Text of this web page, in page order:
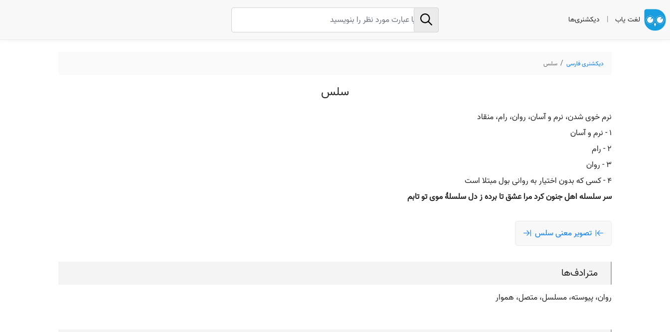
لغت یاب | دیکشنری‌ها
دیکشنری فارسی سلس
سلس
نرم خوی شدن، نرم و آسان، روان، رام، منقاد
۱ - نرم و آسان
۲ - رام
۳ - روان
۴ - کسی که بدون اختیار به روانی بول مبتلا است
سر سلسله اهل جنون کرد مرا عشق تا برده ز دل سلسلهٔ موی تو تابم
تصویر معنی سلس
مترادف‌ها
روان، پیوسته، مسلسل، متصل، هموار